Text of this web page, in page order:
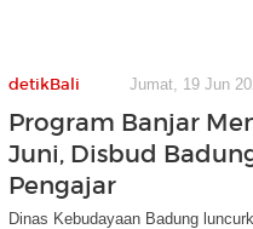
detikBali Jumat, 19 Jun
Program Banjar
Juni, Disbud
Pengajar
Dinas Kebudayaan Badung